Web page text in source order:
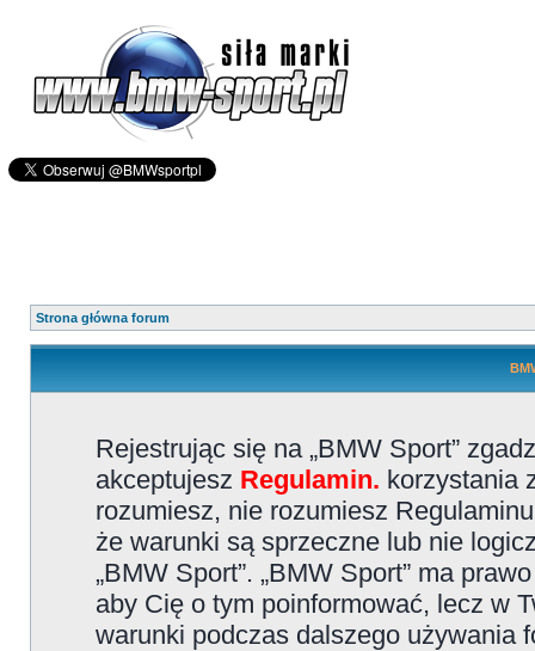
Strona główna forum
Rejestrując się na „BMW Sport”
akceptujesz Regulamin. korzystania
rozumiesz, nie rozumiesz
że warunki są sprzeczne lub nie
„BMW Sport”. „BMW Sport” ma
aby Cię o tym poinformować, lecz w
warunki podczas dalszego używania